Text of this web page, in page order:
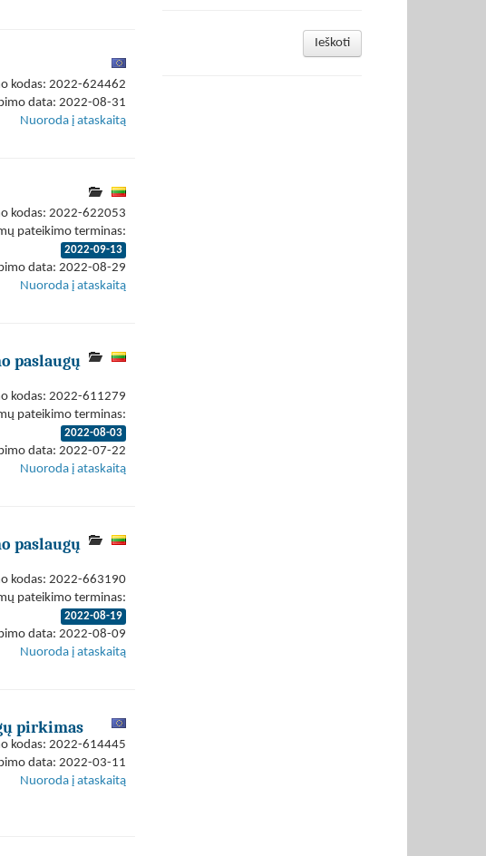
kodas: 2022-624462
data: 2022-08-31
Nuoroda į ataskaitą
kodas: 2022-622053
pateikimo terminas:
2022-09-13
data: 2022-08-29
Nuoroda į ataskaitą
paslaugų
kodas: 2022-611279
pateikimo terminas:
2022-08-03
data: 2022-07-22
Nuoroda į ataskaitą
paslaugų
kodas: 2022-663190
pateikimo terminas:
2022-08-19
data: 2022-08-09
Nuoroda į ataskaitą
pirkimas
kodas: 2022-614445
data: 2022-03-11
Nuoroda į ataskaitą
Ieškoti